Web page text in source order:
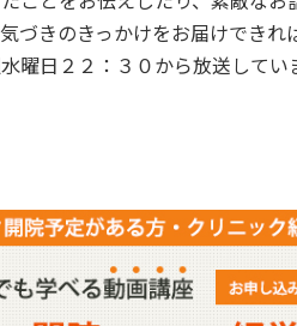
づきのきっかけをお届けできれ
曜日２２：３０から放送してい